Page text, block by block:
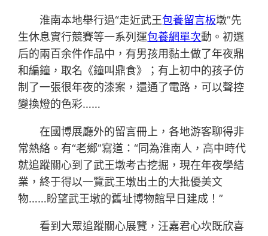
淮南本地舉行過“走近武王包養留言板墩”先
生休息實行競賽等一系列運包養網單次動。初選
后的兩百余件作品中，有男孩用黏土做了年夜鼎
和編鐘，取名《鐘叫鼎食》；有上初中的孩子仿
制了一張很年夜的漆案，還通了電路，可以聲控
變換燈的色彩……
在國博展廳外的留言冊上，各地游客聊得非
常熱絡。有“老鄉”寫道：“同為淮南人，高中時代
就追蹤關心到了武王墩考古挖掘，現在年夜學結
業，終于得以一覽武王墩出土的大批優美文
物……盼望武王墩的舊址博物館早日建成！”
看到大眾追蹤關心展覽，汪嘉君心坎既欣喜